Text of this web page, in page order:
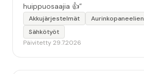
huippuosaajia 👍”
Akkujärjestelmät
Sähkötyöt
Päivitetty 29.7.2026